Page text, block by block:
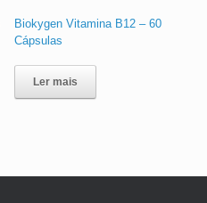
Biokygen Vitamina B12 – 60
Cápsulas
Ler mais